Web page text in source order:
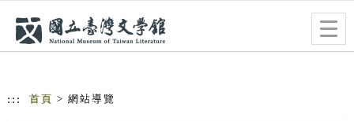
::: 首頁 > 網站導覽